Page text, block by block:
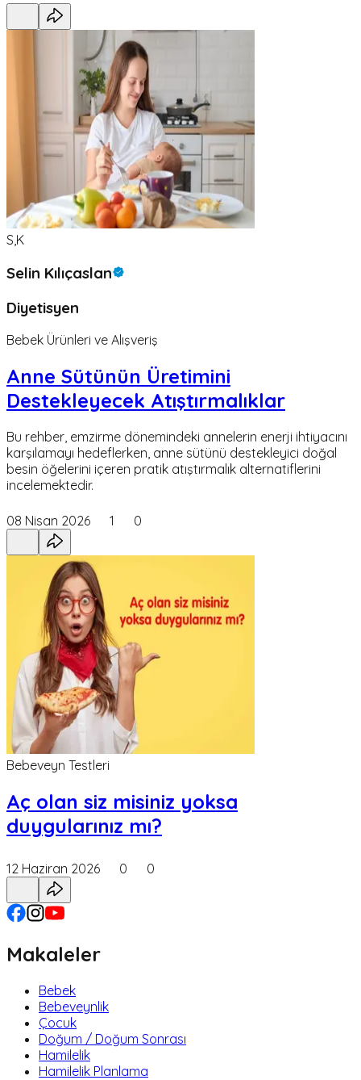
S,K
Selin Kılıçaslan
Diyetisyen
Bebek Ürünleri ve Alışveriş
Anne Sütünün Üretimini
Destekleyecek Atıştırmalıklar
Bu rehber, emzirme dönemindeki annelerin enerji ihtiyacını
karşılamayı hedeflerken, anne sütünü destekleyici doğal
besin öğelerini içeren pratik atıştırmalık alternatiflerini
incelemektedir.
08 Nisan 2026 1 0
Bebeveyn Testleri
Aç olan siz misiniz yoksa
duygularınız mı?
12 Haziran 2026 0 0
Makaleler
Bebek
Bebeveynlik
Çocuk
Doğum / Doğum Sonrası
Hamilelik
Hamilelik Planlama